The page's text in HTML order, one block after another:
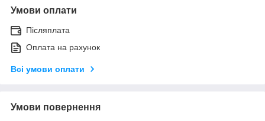
Умови оплати
Післяплата
Оплата на рахунок
Всі умови оплати
Умови повернення